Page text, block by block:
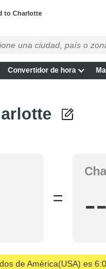
to Charlotte
Convertidor de hora
=
de América(USA) es